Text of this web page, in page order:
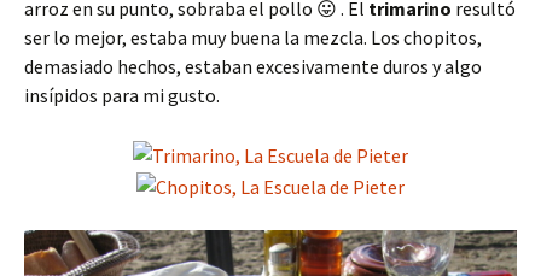
arroz en su punto, sobraba el pollo 😛 . El trimarino resultó
ser lo mejor, estaba muy buena la mezcla. Los chopitos,
demasiado hechos, estaban excesivamente duros y algo
insípidos para mi gusto.